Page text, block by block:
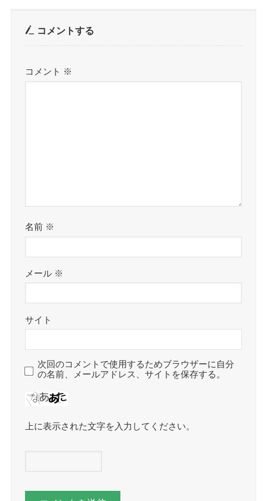
コメントする
コメント ※
名前 ※
メール ※
サイト
次回のコメントで使用するためブラウザーに自分
の名前、メールアドレス、サイトを保存する。
上に表示された文字を入力してください。